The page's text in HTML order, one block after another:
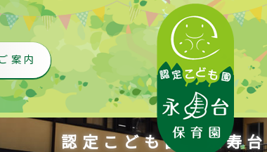
案内
認定こども園 永寿台